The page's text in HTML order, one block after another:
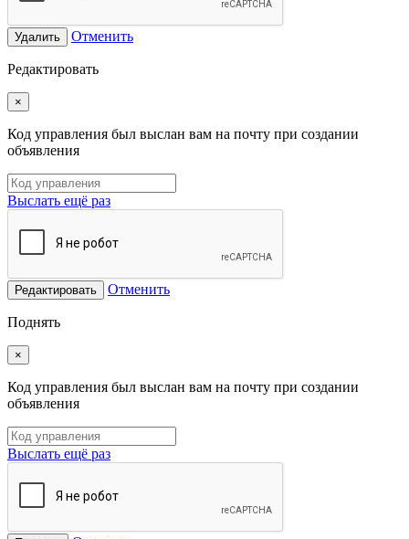
Удалить Отменить
Редактировать
×
Код управления был выслан вам на почту при создании
объявления
Выслать ещё раз
Редактировать Отменить
Поднять
×
Код управления был выслан вам на почту при создании
объявления
Выслать ещё раз